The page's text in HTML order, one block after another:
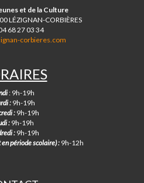
et de la Culture
LÉZIGNAN-CORBIÈRES
68 27 03 34
corbieres.com
: 9h-19h
:9h-19h
: 9h-19h
: 9h-19h
: 9h-19h
période scolaire) :9h-12h